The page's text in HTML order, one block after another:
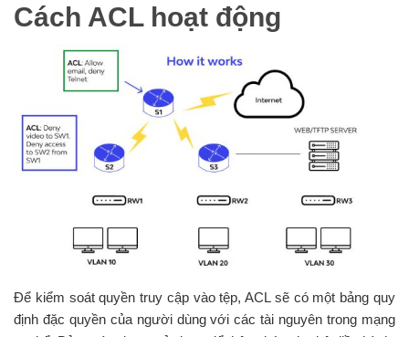
Cách ACL hoạt động
Để kiểm soát quyền truy cập vào tệp, ACL sẽ có một bảng quy
định đặc quyền của người dùng với các tài nguyên trong mạng